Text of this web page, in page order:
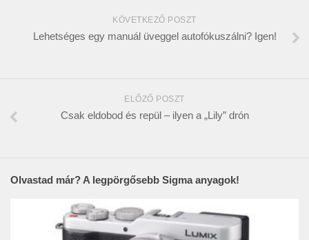
KÖVETKEZŐ POSZT
Lehetséges egy manuál üveggel autofókuszálni? Igen!
ELŐZŐ POSZT
Csak eldobod és repül – ilyen a „Lily” drón
Olvastad már? A legpörgősebb Sigma anyagok!